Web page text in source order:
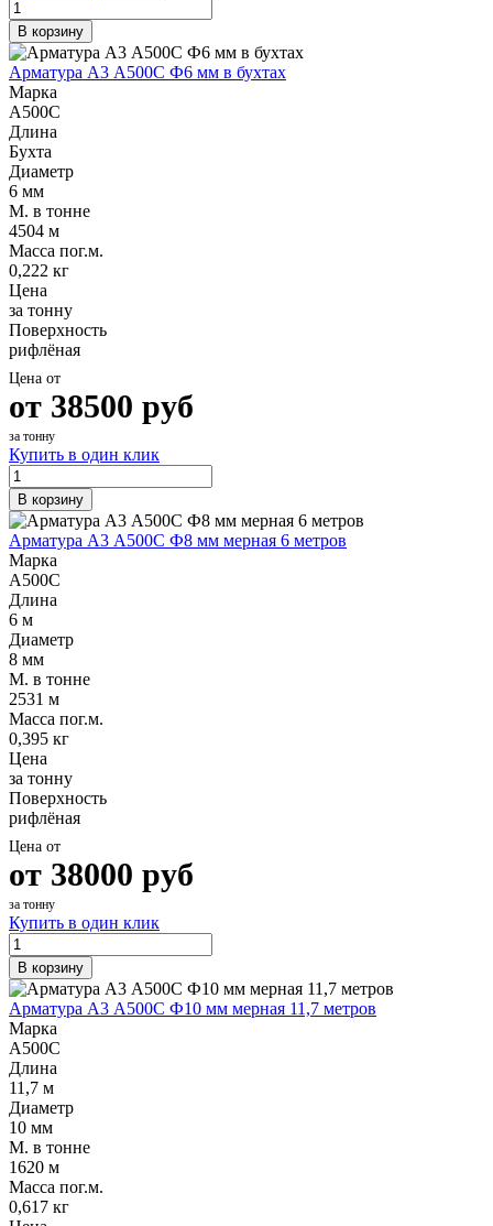
В корзину
Арматура А3 А500С Ф6 мм в бухтах
Марка
А500С
Длина
Бухта
Диаметр
6 мм
М. в тонне
4504 м
Масса пог.м.
0,222 кг
Цена
за тонну
Поверхность
рифлёная
Цена от
от 38500 руб
за тонну
Купить в один клик
В корзину
Арматура А3 А500С Ф8 мм мерная 6 метров
Марка
А500С
Длина
6 м
Диаметр
8 мм
М. в тонне
2531 м
Масса пог.м.
0,395 кг
Цена
за тонну
Поверхность
рифлёная
Цена от
от 38000 руб
за тонну
Купить в один клик
В корзину
Арматура А3 А500С Ф10 мм мерная 11,7 метров
Марка
А500С
Длина
11,7 м
Диаметр
10 мм
М. в тонне
1620 м
Масса пог.м.
0,617 кг